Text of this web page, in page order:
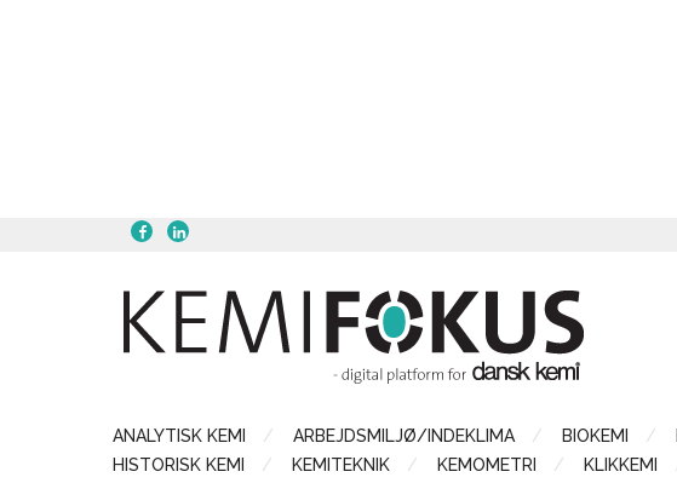
ANALYTISK KEMI ARBEJDSMILJØ/INDEKLIMA BIOKEMI
HISTORISK KEMI
KEMITEKNIK KEMOMETRI KLIKKEMI